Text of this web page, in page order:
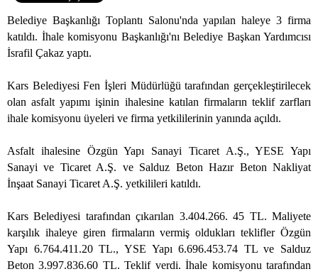
Belediye Başkanlığı Toplantı Salonu'nda yapılan haleye 3 firma
katıldı. İhale komisyonu Başkanlığı'nı Belediye Başkan Yardımcısı
İsrafil Çakaz yaptı.
Kars Belediyesi Fen İşleri Müdürlüğü tarafından gerçekleştirilecek
olan asfalt yapımı işinin ihalesine katılan firmaların teklif zarfları
ihale komisyonu üyeleri ve firma yetkililerinin yanında açıldı.
Asfalt ihalesine Özgün Yapı Sanayi Ticaret A.Ş., YESE Yapı
Sanayi ve Ticaret A.Ş. ve Salduz Beton Hazır Beton Nakliyat
İnşaat Sanayi Ticaret A.Ş. yetkilileri katıldı.
Kars Belediyesi tarafından çıkarılan 3.404.266. 45 TL. Maliyete
karşılık ihaleye giren firmaların vermiş oldukları teklifler Özgün
Yapı 6.764.411.20 TL., YSE Yapı 6.696.453.74 TL ve Salduz
Beton 3.997.836.60 TL. Teklif verdi. İhale komisyonu tarafından